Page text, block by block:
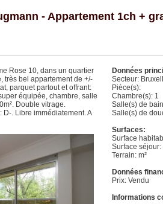
- Appartement 1ch +
Rose 10, dans un quartier
très bel appartement de +/-
parquet partout et offrant:
équipée, chambre, salle
Double vitrage.
. Libre immédiatement. A
Données
Secteur:
Pièce(s):
Chambre(s): 1
Salle(s) de
Salle(s) de
Surfaces:
Surface
Surface séjour:
Terrain: m²
Données
Prix: Vendu
Informations